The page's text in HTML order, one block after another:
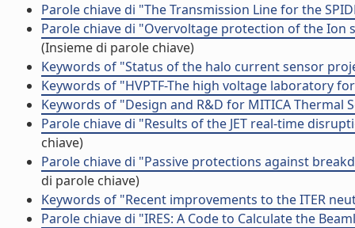
Parole chiave di "The Transmission Line for the
Parole chiave di "Overvoltage protection of the Ion
(Insieme di parole chiave)
Keywords of "Status of the halo current sensor
Keywords of "HVPTF-The high voltage laboratory
Keywords of "Design and R&D for MITICA Thermal
Parole chiave di "Results of the JET real-time
chiave)
Parole chiave di "Passive protections against
di parole chiave)
Keywords of "Recent improvements to the ITER
Parole chiave di "IRES: A Code to Calculate the